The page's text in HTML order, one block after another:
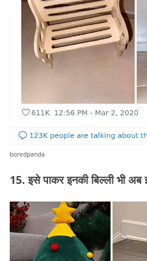
boredpanda
15. इसे पाकर इनकी बिल्ली भी अब